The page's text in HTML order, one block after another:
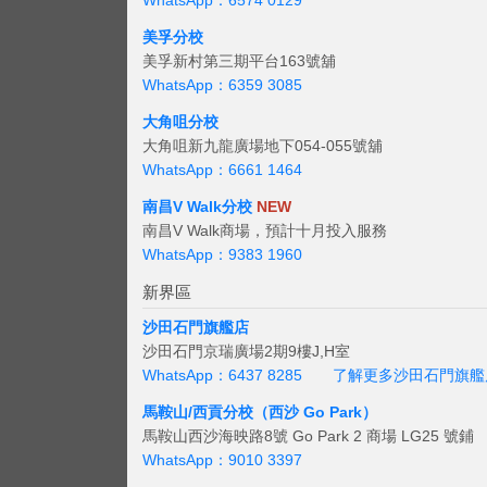
美孚分校
美孚新村第三期平台163號舖
WhatsApp：6359 3085
大角咀分校
大角咀新九龍廣場地下054-055號舖
WhatsApp：6661 1464
南昌V Walk分校 NEW
南昌V Walk商場，預計十月投入服務
WhatsApp：9383 1960
新界區
沙田石門旗艦店
沙田石門京瑞廣場2期9樓J,H室
WhatsApp：6437 8285
了解更多沙田石門旗
馬鞍山/西貢分校（西沙 Go Park）
馬鞍山西沙海映路8號 Go Park 2 商場 LG25 號鋪
WhatsApp：9010 3397